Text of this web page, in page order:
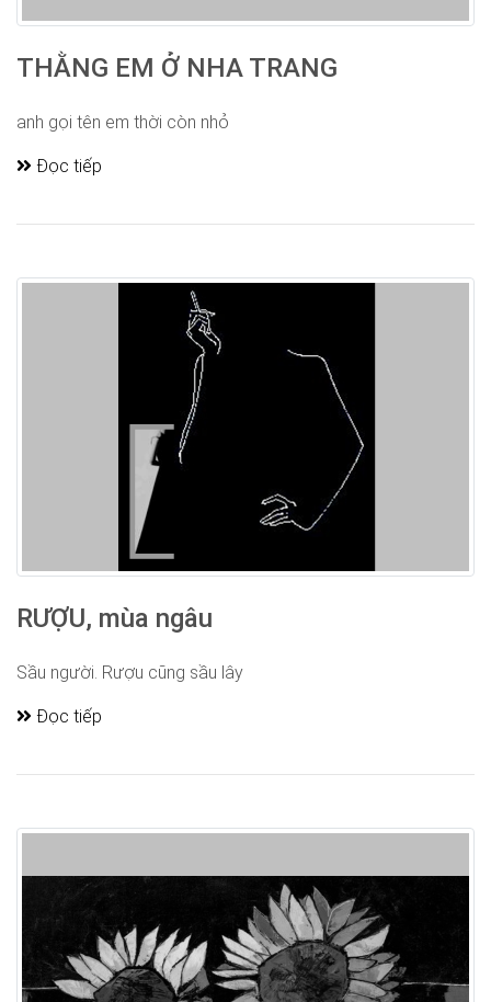
THẰNG EM Ở NHA TRANG
anh gọi tên em thời còn nhỏ
Đọc tiếp
RƯỢU, mùa ngâu
Sầu người. Rượu cũng sầu lây
Đọc tiếp